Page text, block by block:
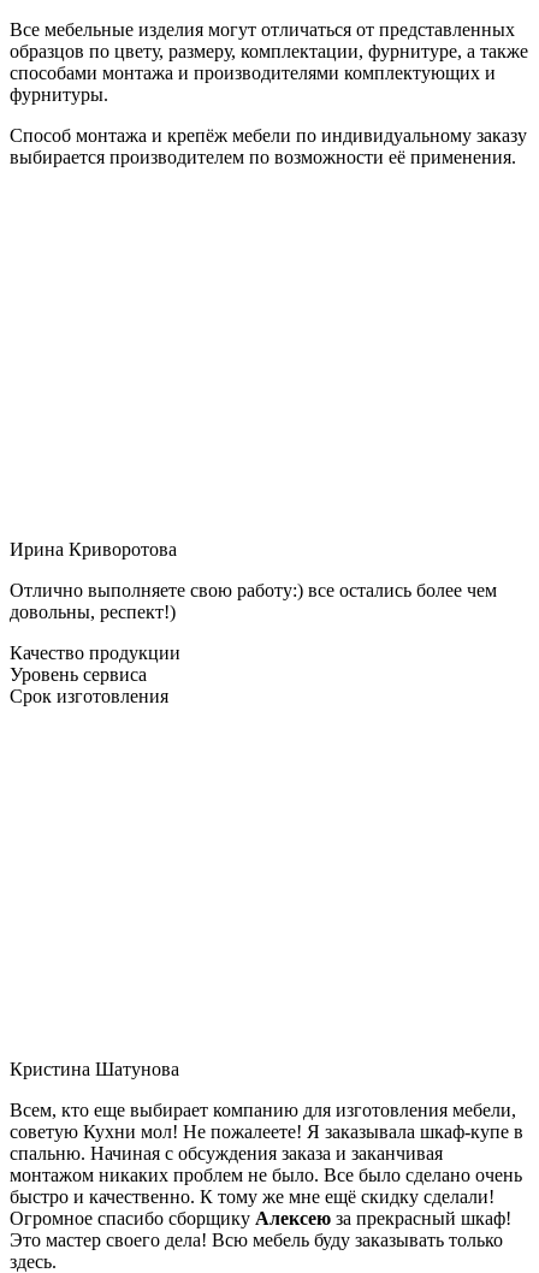
Все мебельные изделия могут отличаться от представленных
образцов по цвету, размеру, комплектации, фурнитуре, а также
способами монтажа и производителями комплектующих и
фурнитуры.
Способ монтажа и крепёж мебели по индивидуальному заказу
выбирается производителем по возможности её применения.
Ирина Криворотова
Отлично выполняете свою работу:) все остались более чем
довольны, респект!)
Качество продукции
Уровень сервиса
Срок изготовления
Кристина Шатунова
Всем, кто еще выбирает компанию для изготовления мебели,
советую Кухни мол! Не пожалеете! Я заказывала шкаф-купе в
спальню. Начиная с обсуждения заказа и заканчивая
монтажом никаких проблем не было. Все было сделано очень
быстро и качественно. К тому же мне ещё скидку сделали!
Огромное спасибо сборщику Алексею за прекрасный шкаф!
Это мастер своего дела! Всю мебель буду заказывать только
здесь.